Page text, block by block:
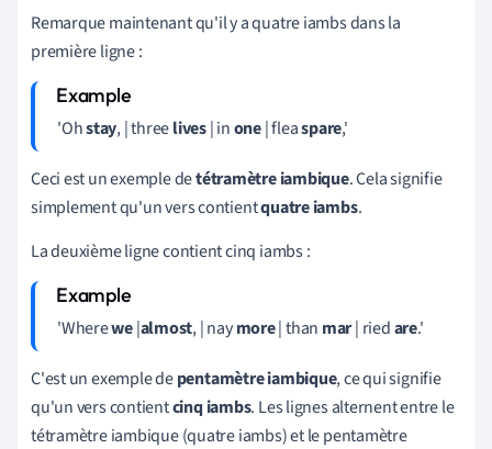
Remarque maintenant qu'il y a quatre iambs dans la
première ligne :
'Ohstay, | threelives|inone| fleaspare,'
Ceci est un exemple detétramètre iambique. Cela signifie
simplement qu'un vers contientquatre iambs.
La deuxième ligne contient cinq iambs :
'Wherewe|almost, | naymore| than mar| riedare.'
C'est un exemple depentamètre iambique, ce qui signifie
qu'un vers contientcinq iambs. Les lignes alternent entre le
tétramètre iambique (quatre iambs) et le pentamètre